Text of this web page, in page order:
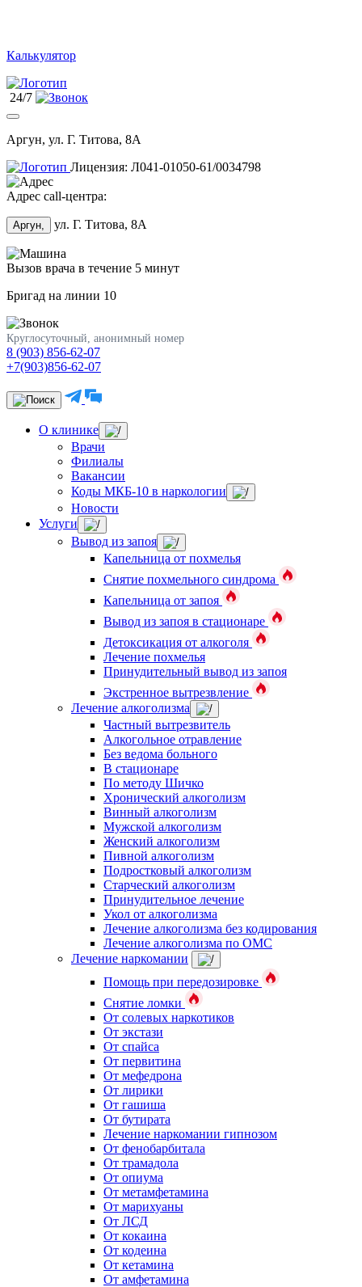
Калькулятор
24/7
Аргун, ул. Г. Титова, 8А
Лицензия: Л041-01050-61/0034798
Адрес call-центра:
Аргун, ул. Г. Титова, 8А
Вызов врача в течение 5 минут
Бригад на линии 10
Круглосуточный, анонимный номер
8 (903) 856-62-07
+7(903)856-62-07
О клинике
Врачи
Филиалы
Вакансии
Коды МКБ-10 в наркологии
Новости
Услуги
Вывод из запоя
Капельница от похмелья
Снятие похмельного синдрома
Капельница от запоя
Вывод из запоя в стационаре
Детоксикация от алкоголя
Лечение похмелья
Принудительный вывод из запоя
Экстренное вытрезвление
Лечение алкоголизма
Частный вытрезвитель
Алкогольное отравление
Без ведома больного
В стационаре
По методу Шичко
Хронический алкоголизм
Винный алкоголизм
Мужской алкоголизм
Женский алкоголизм
Пивной алкоголизм
Подростковый алкоголизм
Старческий алкоголизм
Принудительное лечение
Укол от алкоголизма
Лечение алкоголизма без кодирования
Лечение алкоголизма по ОМС
Лечение наркомании
Помощь при передозировке
Снятие ломки
От солевых наркотиков
От экстази
От спайса
От первитина
От мефедрона
От лирики
От гашиша
От бутирата
Лечение наркомании гипнозом
От фенобарбитала
От трамадола
От опиума
От метамфетамина
От марихуаны
От ЛСД
От кокаина
От кодеина
От кетамина
От амфетамина